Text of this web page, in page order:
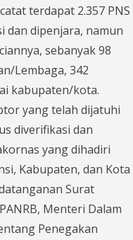
terdapat 2.357 PNS
dan dipenjara, namun
sebanyak 98
Lembaga, 342
kabupaten/kota.
yang telah dijatuhi
diverifikasi dan
yang dihadiri
Kabupaten, dan Kota
Surat
Menteri Dalam
Penegakan